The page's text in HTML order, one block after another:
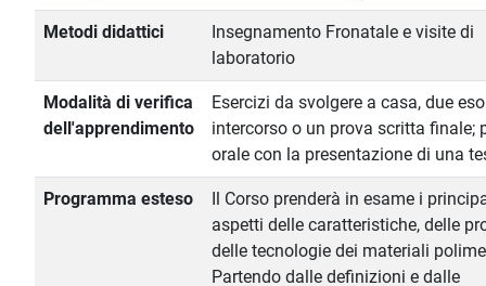
Metodi didattici
Insegnamento Fronatale e visite di
laboratorio
Modalità di verifica
dell'apprendimento
Esercizi da svolgere a casa, due
intercorso o un prova scritta finale;
orale con la presentazione di una
Programma esteso
Il Corso prenderà in esame i
aspetti delle caratteristiche, delle
delle tecnologie dei materiali
Partendo dalle definizioni e dalle